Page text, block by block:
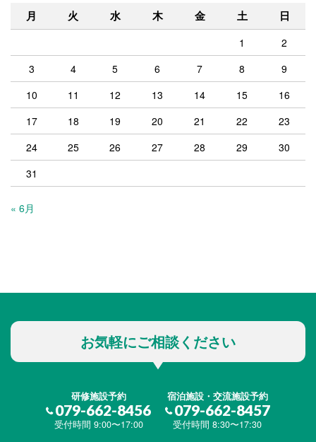
月 火 水 木 金 土 日
1
2
3
4 5 6 7 8
9
10
11 12 13 14 15
16
17
18 19 20 21 22
23
24
25 26 27 28 29
30
31
« 6月
お気軽にご相談ください
研修施設予約
079-662-8456
受付時間 9:00〜17:00
宿泊施設・交流施設予約
079-662-8457
受付時間 8:30〜17:30